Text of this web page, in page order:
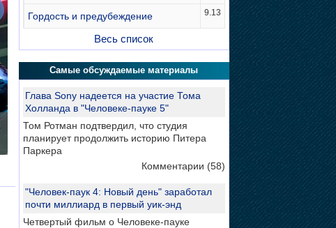
Гордость и предубеждение 9.13
Весь список
Самые обсуждаемые материалы
Глава Sony надеется на участие Тома
Холланда в "Человеке-пауке 5"
Том Ротман подтвердил, что студия
планирует продолжить историю Питера
Паркера
Комментарии (58)
"Человек-паук 4: Новый день" заработал
почти миллиард в первый уик-энд
Четвертый фильм о Человеке-пауке